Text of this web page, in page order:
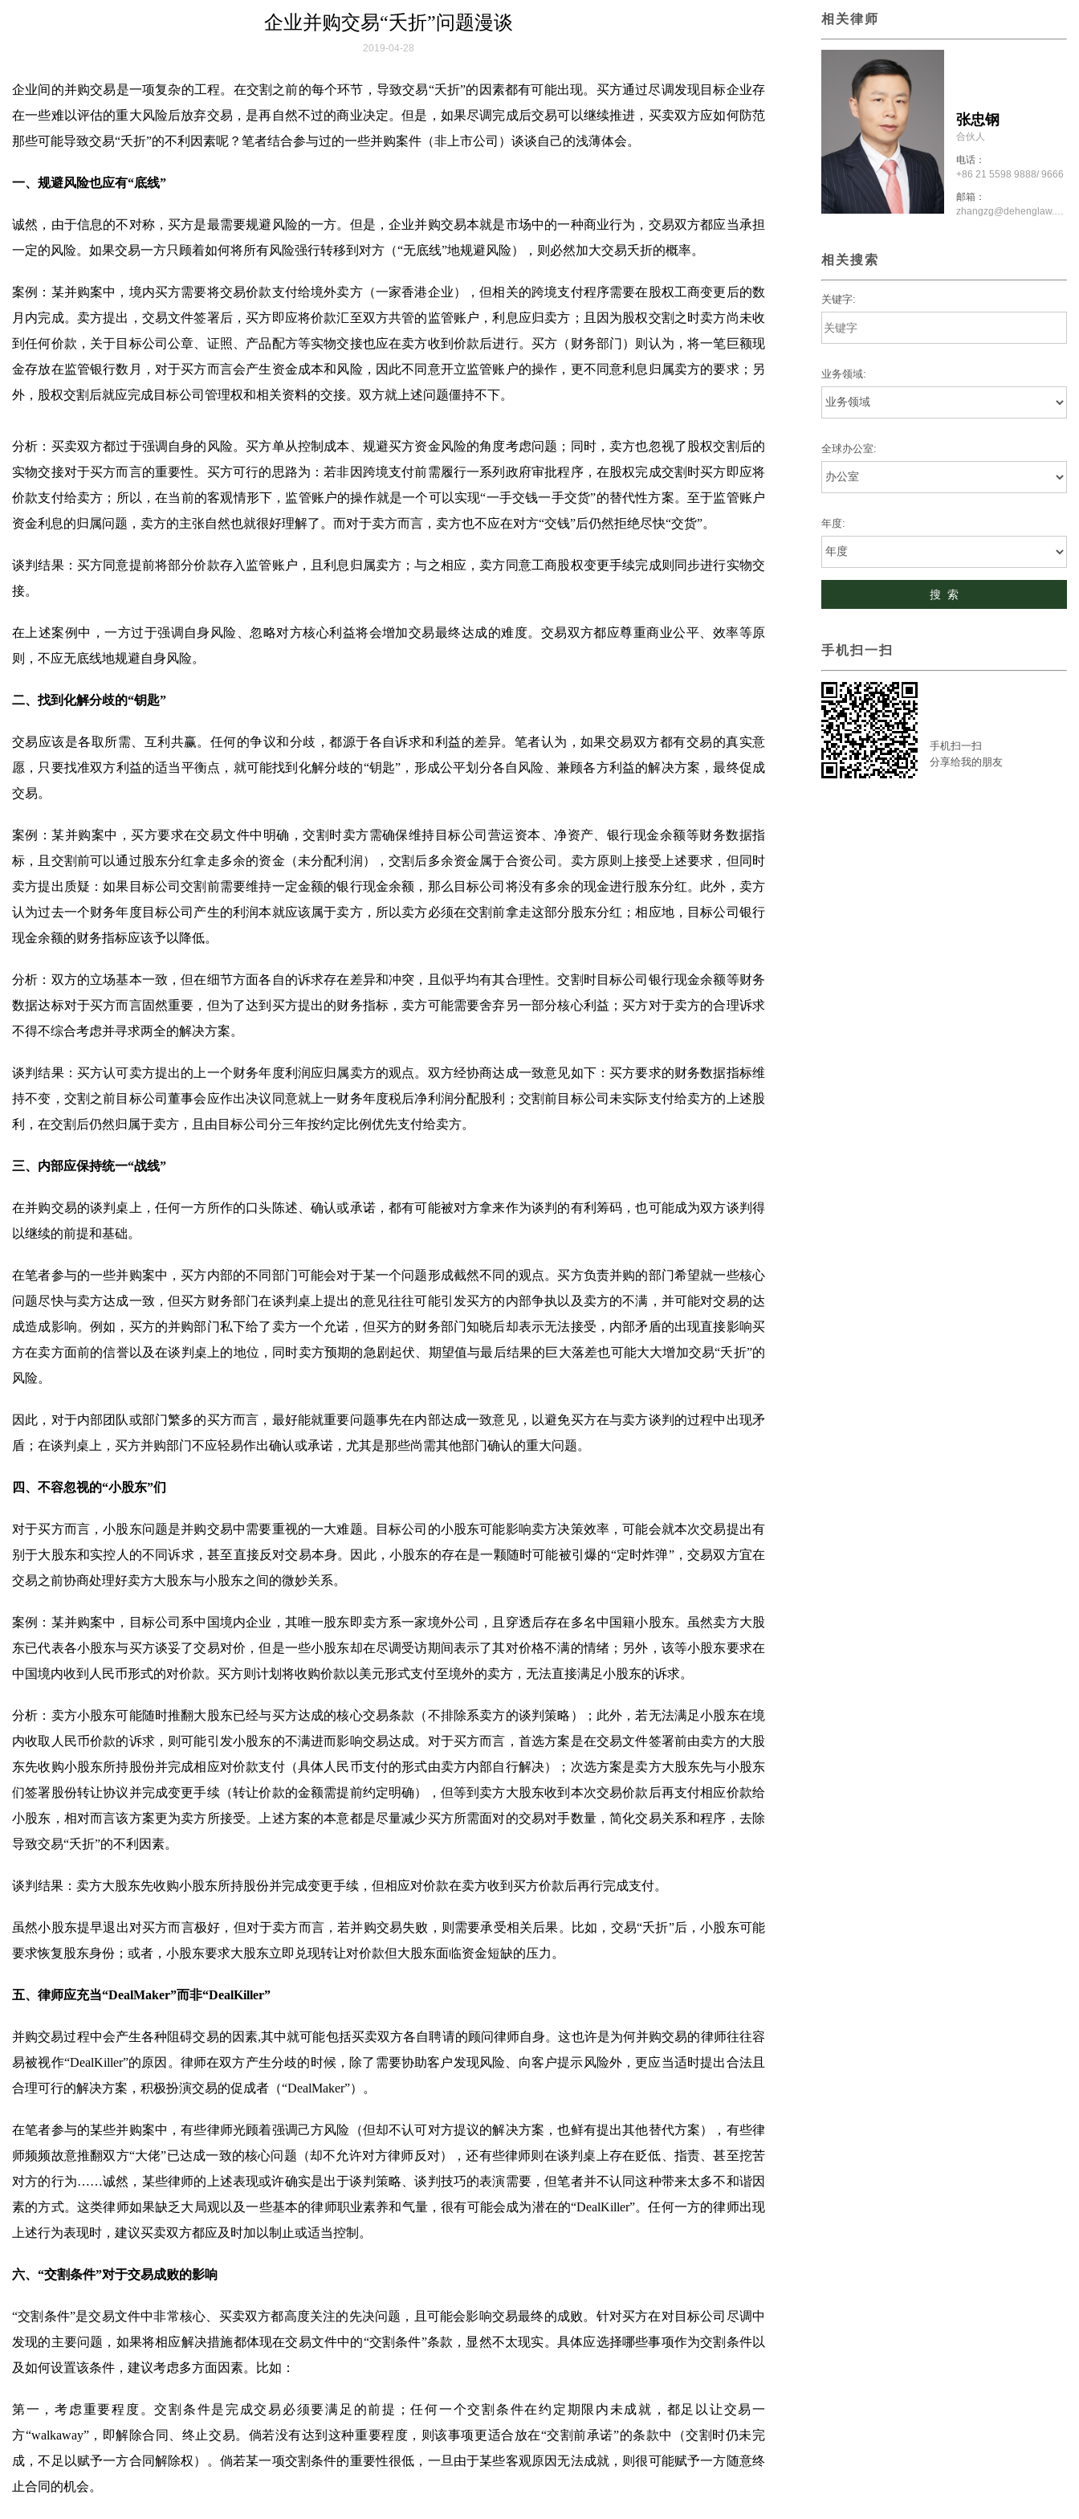
企业并购交易“夭折”问题漫谈
2019-04-28
企业间的并购交易是一项复杂的工程。在交割之前的每个环节，导致交易“夭折”的因素都有可能出现。买方通过尽调发现目标企业存
在一些难以评估的重大风险后放弃交易，是再自然不过的商业决定。但是，如果尽调完成后交易可以继续推进，买卖双方应如何防范
那些可能导致交易“夭折”的不利因素呢？笔者结合参与过的一些并购案件（非上市公司）谈谈自己的浅薄体会。
一、规避风险也应有“底线”
诚然，由于信息的不对称，买方是最需要规避风险的一方。但是，企业并购交易本就是市场中的一种商业行为，交易双方都应当承担
一定的风险。如果交易一方只顾着如何将所有风险强行转移到对方（“无底线”地规避风险），则必然加大交易夭折的概率。
案例：某并购案中，境内买方需要将交易价款支付给境外卖方（一家香港企业），但相关的跨境支付程序需要在股权工商变更后的数
月内完成。卖方提出，交易文件签署后，买方即应将价款汇至双方共管的监管账户，利息应归卖方；且因为股权交割之时卖方尚未收
到任何价款，关于目标公司公章、证照、产品配方等实物交接也应在卖方收到价款后进行。买方（财务部门）则认为，将一笔巨额现
金存放在监管银行数月，对于买方而言会产生资金成本和风险，因此不同意开立监管账户的操作，更不同意利息归属卖方的要求；另
外，股权交割后就应完成目标公司管理权和相关资料的交接。双方就上述问题僵持不下。
分析：买卖双方都过于强调自身的风险。买方单从控制成本、规避买方资金风险的角度考虑问题；同时，卖方也忽视了股权交割后的
实物交接对于买方而言的重要性。买方可行的思路为：若非因跨境支付前需履行一系列政府审批程序，在股权完成交割时买方即应将
价款支付给卖方；所以，在当前的客观情形下，监管账户的操作就是一个可以实现“一手交钱一手交货”的替代性方案。至于监管账户
资金利息的归属问题，卖方的主张自然也就很好理解了。而对于卖方而言，卖方也不应在对方“交钱”后仍然拒绝尽快“交货”。
谈判结果：买方同意提前将部分价款存入监管账户，且利息归属卖方；与之相应，卖方同意工商股权变更手续完成则同步进行实物交
接。
在上述案例中，一方过于强调自身风险、忽略对方核心利益将会增加交易最终达成的难度。交易双方都应尊重商业公平、效率等原
则，不应无底线地规避自身风险。
二、找到化解分歧的“钥匙”
交易应该是各取所需、互利共赢。任何的争议和分歧，都源于各自诉求和利益的差异。笔者认为，如果交易双方都有交易的真实意
愿，只要找准双方利益的适当平衡点，就可能找到化解分歧的“钥匙”，形成公平划分各自风险、兼顾各方利益的解决方案，最终促成
交易。
案例：某并购案中，买方要求在交易文件中明确，交割时卖方需确保维持目标公司营运资本、净资产、银行现金余额等财务数据指
标，且交割前可以通过股东分红拿走多余的资金（未分配利润），交割后多余资金属于合资公司。卖方原则上接受上述要求，但同时
卖方提出质疑：如果目标公司交割前需要维持一定金额的银行现金余额，那么目标公司将没有多余的现金进行股东分红。此外，卖方
认为过去一个财务年度目标公司产生的利润本就应该属于卖方，所以卖方必须在交割前拿走这部分股东分红；相应地，目标公司银行
现金余额的财务指标应该予以降低。
分析：双方的立场基本一致，但在细节方面各自的诉求存在差异和冲突，且似乎均有其合理性。交割时目标公司银行现金余额等财务
数据达标对于买方而言固然重要，但为了达到买方提出的财务指标，卖方可能需要舍弃另一部分核心利益；买方对于卖方的合理诉求
不得不综合考虑并寻求两全的解决方案。
谈判结果：买方认可卖方提出的上一个财务年度利润应归属卖方的观点。双方经协商达成一致意见如下：买方要求的财务数据指标维
持不变，交割之前目标公司董事会应作出决议同意就上一财务年度税后净利润分配股利；交割前目标公司未实际支付给卖方的上述股
利，在交割后仍然归属于卖方，且由目标公司分三年按约定比例优先支付给卖方。
三、内部应保持统一“战线”
在并购交易的谈判桌上，任何一方所作的口头陈述、确认或承诺，都有可能被对方拿来作为谈判的有利筹码，也可能成为双方谈判得
以继续的前提和基础。
在笔者参与的一些并购案中，买方内部的不同部门可能会对于某一个问题形成截然不同的观点。买方负责并购的部门希望就一些核心
问题尽快与卖方达成一致，但买方财务部门在谈判桌上提出的意见往往可能引发买方的内部争执以及卖方的不满，并可能对交易的达
成造成影响。例如，买方的并购部门私下给了卖方一个允诺，但买方的财务部门知晓后却表示无法接受，内部矛盾的出现直接影响买
方在卖方面前的信誉以及在谈判桌上的地位，同时卖方预期的急剧起伏、期望值与最后结果的巨大落差也可能大大增加交易“夭折”的
风险。
因此，对于内部团队或部门繁多的买方而言，最好能就重要问题事先在内部达成一致意见，以避免买方在与卖方谈判的过程中出现矛
盾；在谈判桌上，买方并购部门不应轻易作出确认或承诺，尤其是那些尚需其他部门确认的重大问题。
四、不容忽视的“小股东”们
对于买方而言，小股东问题是并购交易中需要重视的一大难题。目标公司的小股东可能影响卖方决策效率，可能会就本次交易提出有
别于大股东和实控人的不同诉求，甚至直接反对交易本身。因此，小股东的存在是一颗随时可能被引爆的“定时炸弹”，交易双方宜在
交易之前协商处理好卖方大股东与小股东之间的微妙关系。
案例：某并购案中，目标公司系中国境内企业，其唯一股东即卖方系一家境外公司，且穿透后存在多名中国籍小股东。虽然卖方大股
东已代表各小股东与买方谈妥了交易对价，但是一些小股东却在尽调受访期间表示了其对价格不满的情绪；另外，该等小股东要求在
中国境内收到人民币形式的对价款。买方则计划将收购价款以美元形式支付至境外的卖方，无法直接满足小股东的诉求。
分析：卖方小股东可能随时推翻大股东已经与买方达成的核心交易条款（不排除系卖方的谈判策略）；此外，若无法满足小股东在境
内收取人民币价款的诉求，则可能引发小股东的不满进而影响交易达成。对于买方而言，首选方案是在交易文件签署前由卖方的大股
东先收购小股东所持股份并完成相应对价款支付（具体人民币支付的形式由卖方内部自行解决）；次选方案是卖方大股东先与小股东
们签署股份转让协议并完成变更手续（转让价款的金额需提前约定明确），但等到卖方大股东收到本次交易价款后再支付相应价款给
小股东，相对而言该方案更为卖方所接受。上述方案的本意都是尽量减少买方所需面对的交易对手数量，简化交易关系和程序，去除
导致交易“夭折”的不利因素。
谈判结果：卖方大股东先收购小股东所持股份并完成变更手续，但相应对价款在卖方收到买方价款后再行完成支付。
虽然小股东提早退出对买方而言极好，但对于卖方而言，若并购交易失败，则需要承受相关后果。比如，交易“夭折”后，小股东可能
要求恢复股东身份；或者，小股东要求大股东立即兑现转让对价款但大股东面临资金短缺的压力。
五、律师应充当“DealMaker”而非“DealKiller”
并购交易过程中会产生各种阻碍交易的因素,其中就可能包括买卖双方各自聘请的顾问律师自身。这也许是为何并购交易的律师往往容
易被视作“DealKiller”的原因。律师在双方产生分歧的时候，除了需要协助客户发现风险、向客户提示风险外，更应当适时提出合法且
合理可行的解决方案，积极扮演交易的促成者（“DealMaker”）。
在笔者参与的某些并购案中，有些律师光顾着强调己方风险（但却不认可对方提议的解决方案，也鲜有提出其他替代方案），有些律
师频频故意推翻双方“大佬”已达成一致的核心问题（却不允许对方律师反对），还有些律师则在谈判桌上存在贬低、指责、甚至挖苦
对方的行为……诚然，某些律师的上述表现或许确实是出于谈判策略、谈判技巧的表演需要，但笔者并不认同这种带来太多不和谐因
素的方式。这类律师如果缺乏大局观以及一些基本的律师职业素养和气量，很有可能会成为潜在的“DealKiller”。任何一方的律师出现
上述行为表现时，建议买卖双方都应及时加以制止或适当控制。
六、“交割条件”对于交易成败的影响
“交割条件”是交易文件中非常核心、买卖双方都高度关注的先决问题，且可能会影响交易最终的成败。针对买方在对目标公司尽调中
发现的主要问题，如果将相应解决措施都体现在交易文件中的“交割条件”条款，显然不太现实。具体应选择哪些事项作为交割条件以
及如何设置该条件，建议考虑多方面因素。比如：
第一，考虑重要程度。交割条件是完成交易必须要满足的前提；任何一个交割条件在约定期限内未成就，都足以让交易一
方“walkaway”，即解除合同、终止交易。倘若没有达到这种重要程度，则该事项更适合放在“交割前承诺”的条款中（交割时仍未完
成，不足以赋予一方合同解除权）。倘若某一项交割条件的重要性很低，一旦由于某些客观原因无法成就，则很可能赋予一方随意终
止合同的机会。
相关律师
张忠钢
合伙人
电话：
+86 21 5598 9888/ 9666
邮箱：
zhangzg@dehenglaw.com
相关搜索
关键字:
业务领域:
全球办公室:
年度:
手机扫一扫
手机扫一扫
分享给我的朋友